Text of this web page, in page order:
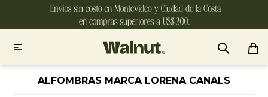

ALFOMBRAS MARCA LORENA CANALS